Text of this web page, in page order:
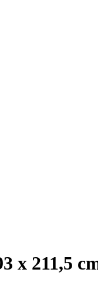
x 211,5